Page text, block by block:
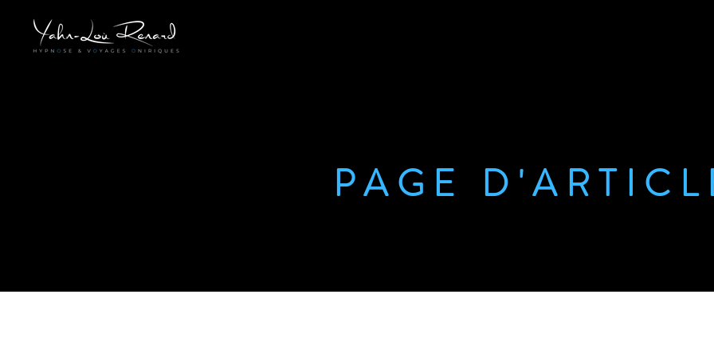
PAGE